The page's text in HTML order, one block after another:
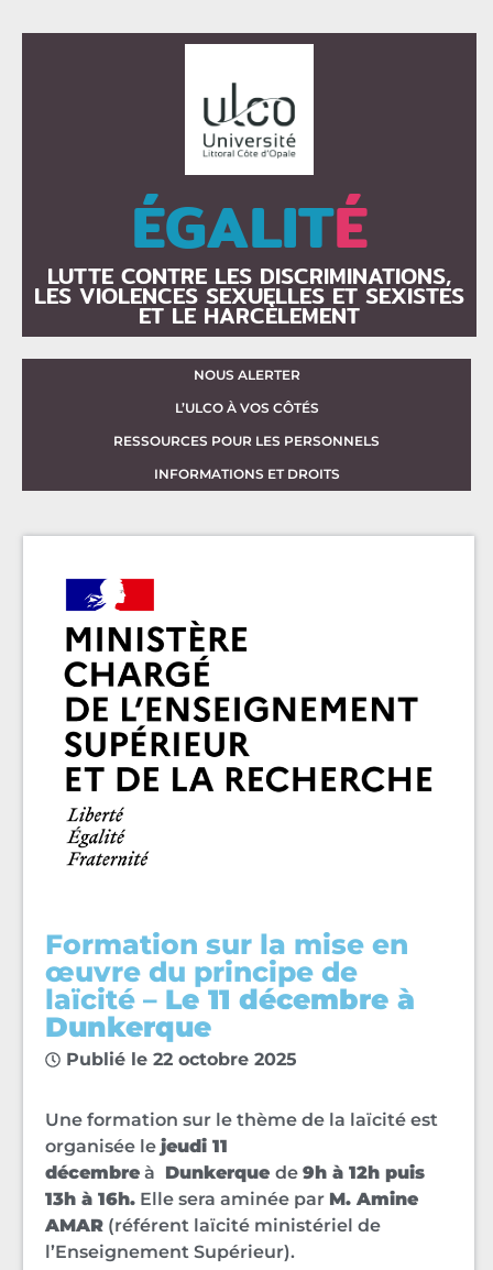
ÉGALITÉ
LUTTE CONTRE LES DISCRIMINATIONS,
LES VIOLENCES SEXUELLES ET SEXISTES
ET LE HARCÈLEMENT
NOUS ALERTER
L’ULCO À VOS CÔTÉS
RESSOURCES POUR LES PERSONNELS
INFORMATIONS ET DROITS
Formation sur la mise en
œuvre du principe de
laïcité – Le 11 décembre à
Dunkerque
Publié le 22 octobre 2025
Une formation sur le thème de la laïcité est
organisée le jeudi 11
décembre à Dunkerque de 9h à 12h puis
13h à 16h. Elle sera aminée par M. Amine
AMAR (référent laïcité ministériel de
l’Enseignement Supérieur).